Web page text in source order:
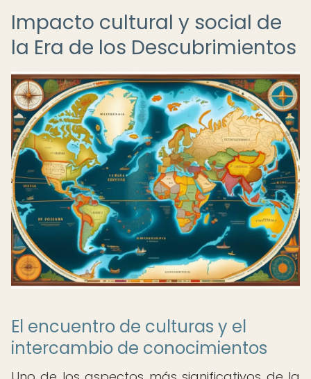
Impacto cultural y social de
la Era de los Descubrimientos
El encuentro de culturas y el
intercambio de conocimientos